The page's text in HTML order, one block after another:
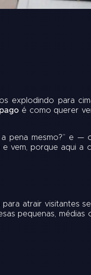
explodindo para
é como querer
a pena mesmo?” e —
vem, porque aqui a
para atrair visitantes
pequenas, médias